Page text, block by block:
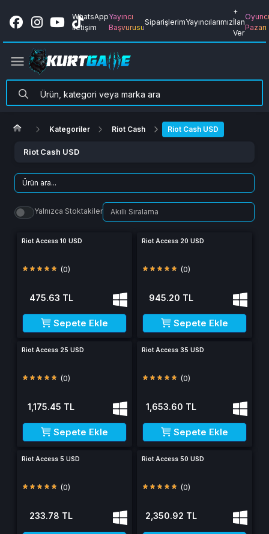
WhatsApp
İletişim
Yayıncı
Başvurusu
SiparişlerimYayıncılarımız
+
İlan
Ver
Pazarı
Kategoriler Riot Cash Riot Cash USD
Riot Cash USD
Yalnızca Stoktakiler
Riot Access 10 USD
(0)
475.63 TL
Sepete Ekle
Riot Access 20 USD
(0)
945.20 TL
Sepete Ekle
Riot Access 25 USD
(0)
1,175.45 TL
Sepete Ekle
Riot Access 35 USD
(0)
1,653.60 TL
Sepete Ekle
Riot Access 5 USD
(0)
233.78 TL
Riot Access 50 USD
(0)
2,350.92 TL